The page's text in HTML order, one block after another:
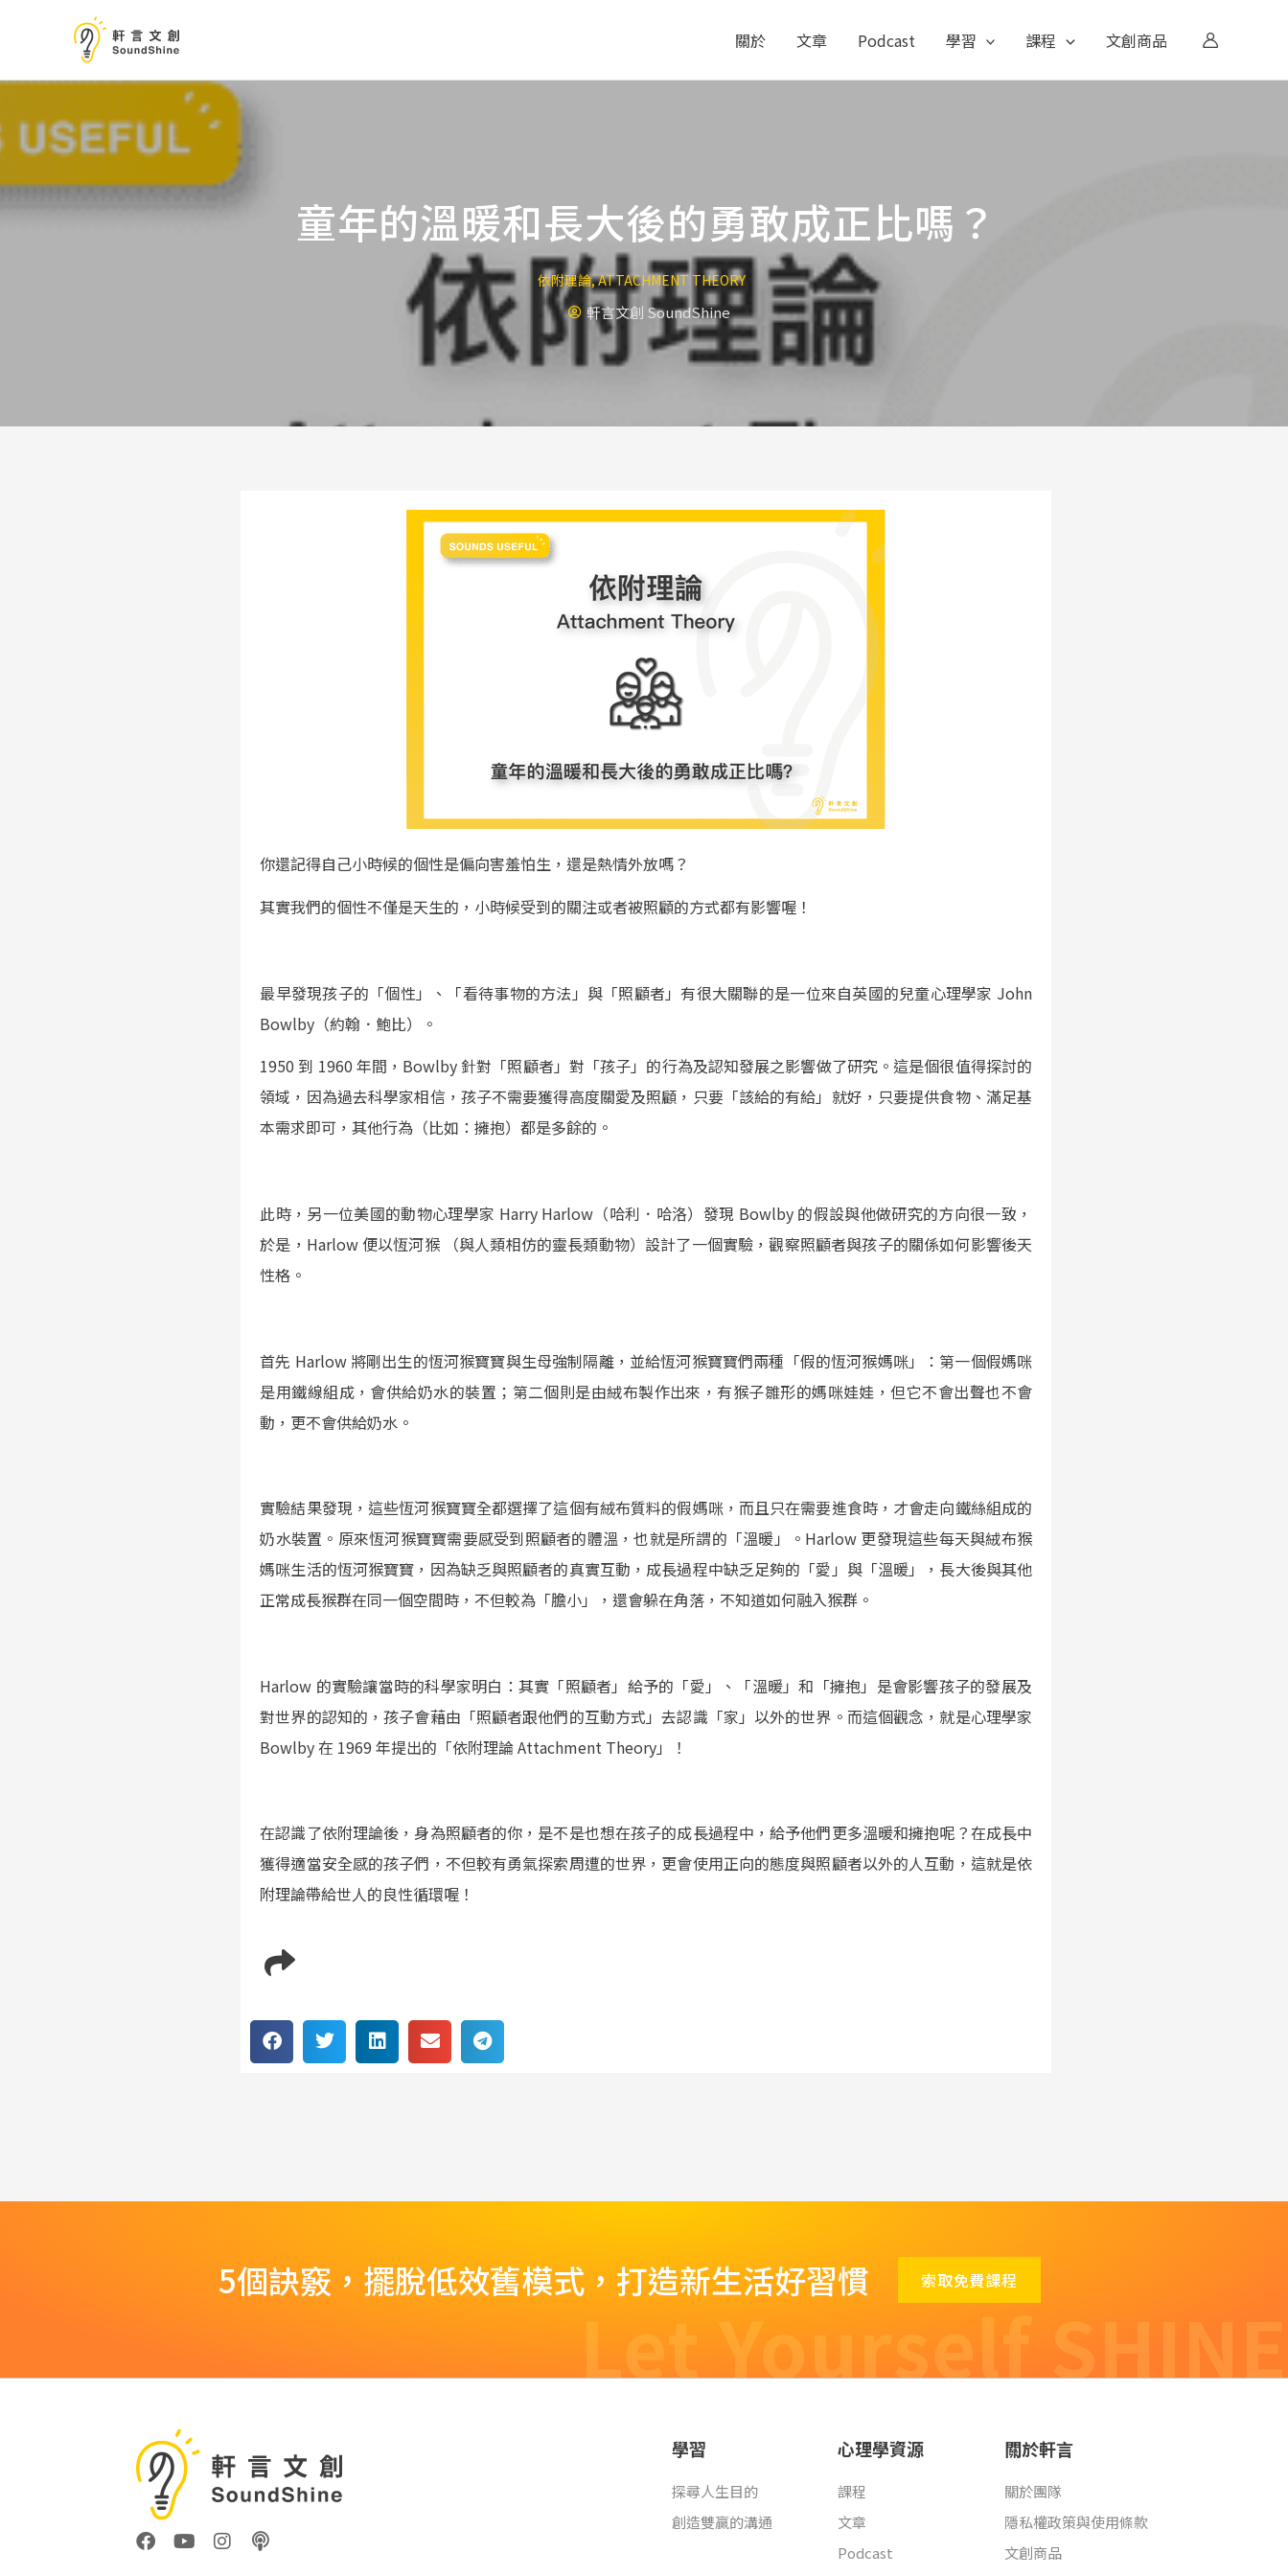
要
容
關於 文章 Podcast 學習 課程 文創商品
童年的溫暖和長大後的勇敢成正比嗎？
依附理論,ATTACHMENT THEORY
軒言文創 SoundShine
你還記得自己小時候的個性是偏向害羞怕生，還是熱情外放嗎？
其實我們的個性不僅是天生的，小時候受到的關注或者被照顧的方式都有影響喔！
最早發現孩子的「個性」、「看待事物的方法」與「照顧者」有很大關聯的是一位來自英國的兒童心理學家 John
Bowlby（約翰．鮑比）。
1950 到 1960 年間，Bowlby 針對「照顧者」對「孩子」的行為及認知發展之影響做了研究。這是個很值得探討的
領域，因為過去科學家相信，孩子不需要獲得高度關愛及照顧，只要「該給的有給」就好，只要提供食物、滿足基
本需求即可，其他行為（比如：擁抱）都是多餘的。
此時，另一位美國的動物心理學家 Harry Harlow（哈利．哈洛）發現 Bowlby 的假設與他做研究的方向很一致，
於是，Harlow 便以恆河猴 （與人類相仿的靈長類動物）設計了一個實驗，觀察照顧者與孩子的關係如何影響後天
性格。
首先 Harlow 將剛出生的恆河猴寶寶與生母強制隔離，並給恆河猴寶寶們兩種「假的恆河猴媽咪」：第一個假媽咪
是用鐵線組成，會供給奶水的裝置；第二個則是由絨布製作出來，有猴子雛形的媽咪娃娃，但它不會出聲也不會
動，更不會供給奶水。
實驗結果發現，這些恆河猴寶寶全都選擇了這個有絨布質料的假媽咪，而且只在需要進食時，才會走向鐵絲組成的
奶水裝置。原來恆河猴寶寶需要感受到照顧者的體溫，也就是所謂的「溫暖」。Harlow 更發現這些每天與絨布猴
媽咪生活的恆河猴寶寶，因為缺乏與照顧者的真實互動，成長過程中缺乏足夠的「愛」與「溫暖」，長大後與其他
正常成長猴群在同一個空間時，不但較為「膽小」，還會躲在角落，不知道如何融入猴群。
Harlow 的實驗讓當時的科學家明白：其實「照顧者」給予的「愛」、「溫暖」和「擁抱」是會影響孩子的發展及
對世界的認知的，孩子會藉由「照顧者跟他們的互動方式」去認識「家」以外的世界。而這個觀念，就是心理學家
Bowlby 在 1969 年提出的「依附理論 Attachment Theory」！
在認識了依附理論後，身為照顧者的你，是不是也想在孩子的成長過程中，給予他們更多溫暖和擁抱呢？在成長中
獲得適當安全感的孩子們，不但較有勇氣探索周遭的世界，更會使用正向的態度與照顧者以外的人互動，這就是依
附理論帶給世人的良性循環喔！
5個訣竅，擺脫低效舊模式，打造新生活好習慣 索取免費課程
Let Yourself SHINE
F
a
Y
o
I
n
P
o
學習
探尋人生目的
創造雙贏的溝通
心理學資源
課程
文章
Podcast
關於軒言
關於團隊
隱私權政策與使用條款
文創商品